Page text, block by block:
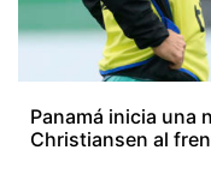
Panamá inicia una
Christiansen al